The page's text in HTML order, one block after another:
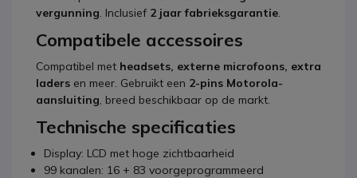
vergunning. Inclusief 2 jaar fabrieksgarantie.
Compatibele accessoires
Compatibel met headsets, externe microfoons, extra
laders en meer. Gebruikt een 2-pins Motorola-
aansluiting, breed beschikbaar op de markt.
Technische specificaties
Display: LCD met hoge zichtbaarheid
99 kanalen: 16 + 83 voorgeprogrammeerd